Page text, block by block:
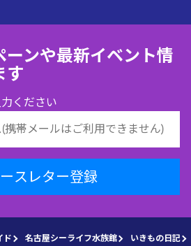
ーンや最新イベント情
す
ください
スレター登録
ド 名古屋シーライフ水族館 いきもの日記